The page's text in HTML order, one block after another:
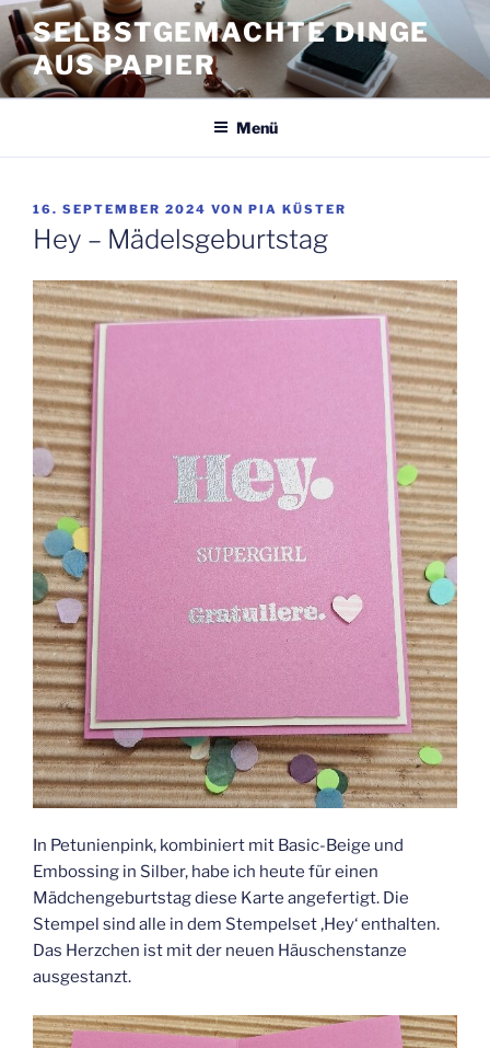
Zum
Inhalt
springen
SELBSTGEMACHTE DINGE
AUS PAPIER
Menü
VERÖFFENTLICHT
AM
16. SEPTEMBER 2024 VON PIA KÜSTER
Hey – Mädelsgeburtstag
In Petunienpink, kombiniert mit Basic-Beige und
Embossing in Silber, habe ich heute für einen
Mädchengeburtstag diese Karte angefertigt. Die
Stempel sind alle in dem Stempelset ‚Hey‘ enthalten.
Das Herzchen ist mit der neuen Häuschenstanze
ausgestanzt.